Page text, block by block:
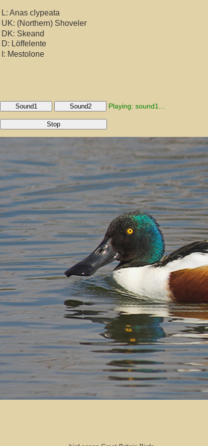
L: Anas clypeata
UK: (Northern) Shoveler
DK: Skeand
D: Löffelente
I: Mestolone
Sound1 Sound2 Playing: sound1...
Stop